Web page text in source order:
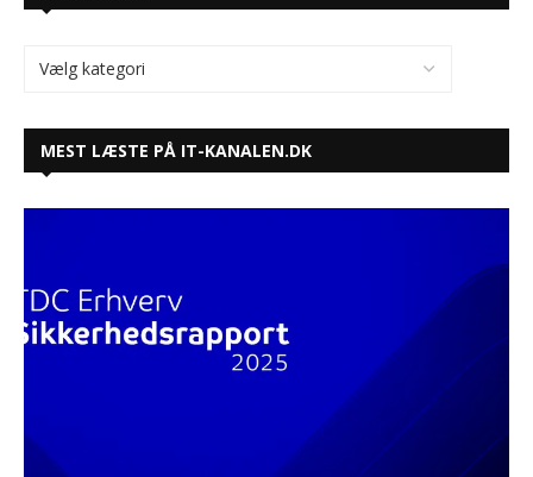
KATEGORIER
MEST LÆSTE PÅ IT-KANALEN.DK